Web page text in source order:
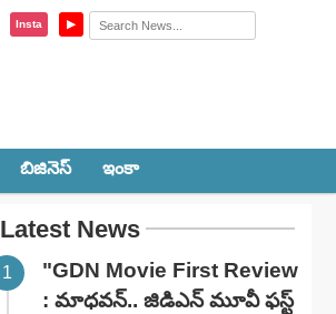
Insta ▶
బిజినెస్ ఇంకా
Latest News
"GDN Movie First Review
: మాధవన్.. జిడిఎన్ మూవీ ఫ‌స్ట్